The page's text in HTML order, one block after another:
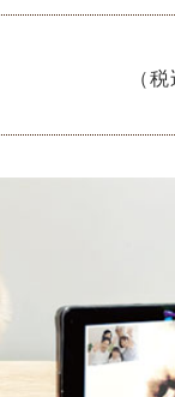
（